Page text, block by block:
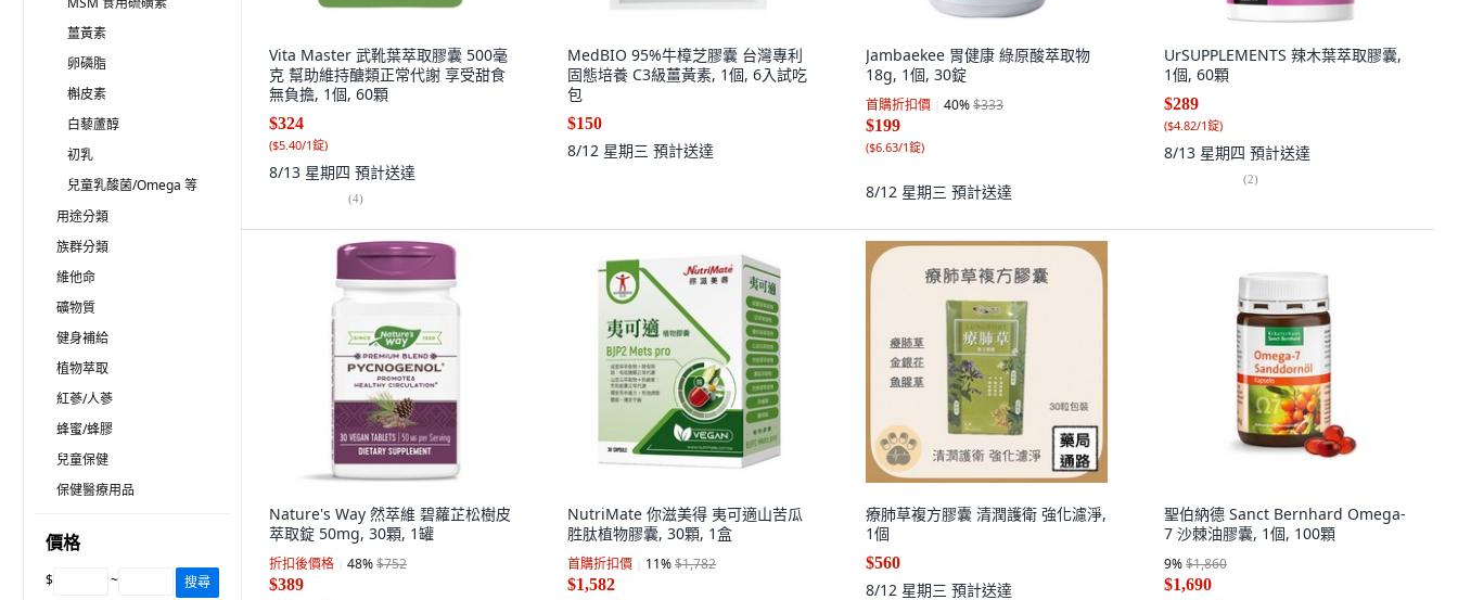
薑黃素
卵磷脂
槲皮素
白藜蘆醇
初乳
兒童乳酸菌/Omega 等
用途分類
族群分類
維他命
礦物質
健身補給
植物萃取
紅蔘/人蔘
蜂蜜/蜂膠
兒童保健
保健醫療用品
價格
$ ~ 搜尋
Vita Master 武靴葉萃取膠囊 500毫
克 幫助維持醣類正常代謝 享受甜食
無負擔, 1個, 60顆
$324
($5.40/1錠)
8/13 星期四 預計送達
(4)
MedBIO 95%牛樟芝膠囊 台灣專利
固態培養 C3級薑黃素, 1個, 6入試吃
包
$150
8/12 星期三 預計送達
Jambaekee 胃健康 綠原酸萃取物
18g, 1個, 30錠
首購折扣價 40%$333
$199
($6.63/1錠)
8/12 星期三 預計送達
UrSUPPLEMENTS 辣木葉萃取膠囊,
1個, 60顆
$289
($4.82/1錠)
8/13 星期四 預計送達
(2)
Nature's Way 然萃維 碧蘿芷松樹皮
萃取錠 50mg, 30顆, 1罐
折扣後價格 48%$752
$389
NutriMate 你滋美得 夷可適山苦瓜
胜肽植物膠囊, 30顆, 1盒
首購折扣價 11%$1,782
$1,582
療肺草複方膠囊 清潤護衛 強化濾淨,
1個
$560
8/12 星期三 預計送達
聖伯納德 Sanct Bernhard Omega-
7 沙棘油膠囊, 1個, 100顆
9%$1,860
$1,690